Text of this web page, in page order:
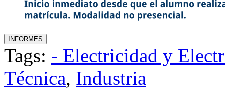
Tags: - Electricidad y
Técnica, Industria